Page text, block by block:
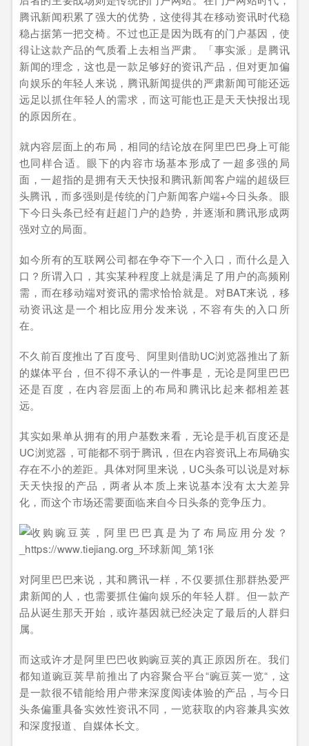
腾讯新闻积累了强大的优势，这使得其在移动资讯时代稳
稳占据第一把交椅。不过也正是因为既有的门户基因，使
得让这款产品的气质看上去相当严肃。「事实派」是腾讯
新闻的理念，这也是一款足够好的资讯产品，但对更加偏
向娱乐的年轻人来说，腾讯新闻提供的严肃新闻可能还远
远足以抓住年轻人的需求，而这可能也正是天天快报出现
的原因所在。
就内容层面上的布局，相同的结论放在阿里巴巴身上可能
也同样合适。眼下的内容市场基本形成了一超多强的局
面，一超指的是拥有天天快报和腾讯新闻客户端的超级巨
头腾讯，而多强则是传统的门户新闻客户端+今日头条。眼
下今日头条已经有赶超门户的趋势，并逐渐和腾讯形成两
强对立的局面。
如今所有的互联网公司都在争夺下一个入口，而什么是入
口？所谓入口，其实某种程度上就是满足了用户的高频刚
需，而在移动端对资讯的需求恰恰就是。对BAT来说，移
动资讯这是一个相比应用分发来说，不容有失的入口所
在。
不久前百度推出了百度号、阿里则借助UC浏览器推出了新
的媒体平台，但不得不承认的一件事是，无论是阿里巴巴
还是百度，在内容层面上的布局和腾讯比起来都相差甚
远。
其实如果单从拥有的用户基数来看，无论是手机百度还是
UC浏览器，可能都不弱于腾讯，但在内容资讯上布局确实
存在不小的差距。具体对阿里来说，UC头条可以说是对标
天天快报的产品，两者从本质上来说基本没有太大差异
化，而这个市场还需要面临来自今日头条的竞争压力。
对阿里巴巴来说，其和腾讯一样，不仅要抓住那群热爱严
肃新闻的人，也需要抓住偏向娱乐的年轻人群。但一款产
品从诞生那天开始，或许基因就已经决定了最后的人群归
属。
而这或许才是阿里巴巴收购豌豆荚的真正原因所在。我们
都知道豌豆荚早前推出了内容聚合平台“豌豆荚一览“，这
是一款很不错能给用户带来深度阅读体验的产品，与今日
头条偏重具备实效性资讯不同，一览获取的内容兼具实效
和深度报道、自媒体长文。